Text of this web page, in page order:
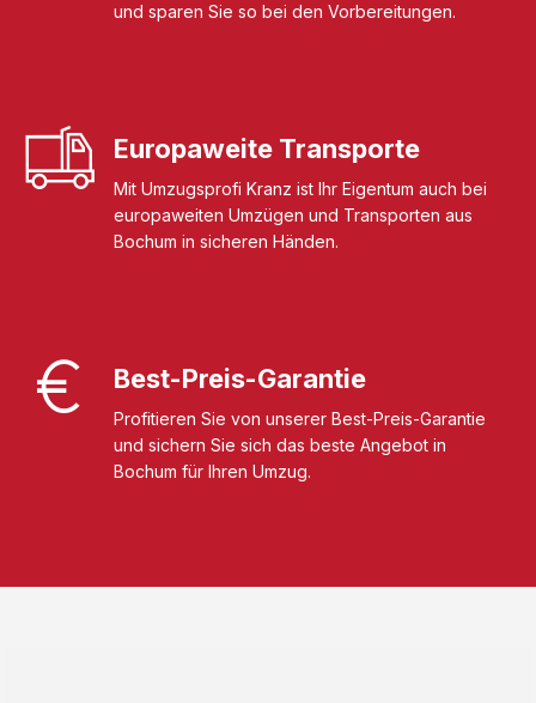
und sparen Sie so bei den Vorbereitungen.
Europaweite Transporte
Mit Umzugsprofi Kranz ist Ihr Eigentum auch bei
europaweiten Umzügen und Transporten aus
Bochum in sicheren Händen.
Best-Preis-Garantie
Profitieren Sie von unserer Best-Preis-Garantie
und sichern Sie sich das beste Angebot in
Bochum für Ihren Umzug.